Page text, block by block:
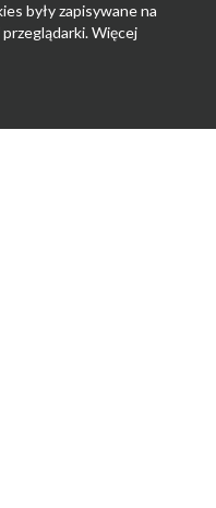
były zapisywane na
Więcej